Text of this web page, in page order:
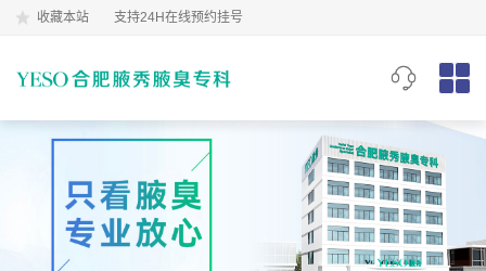
收藏本站 支持24H在线预约挂号